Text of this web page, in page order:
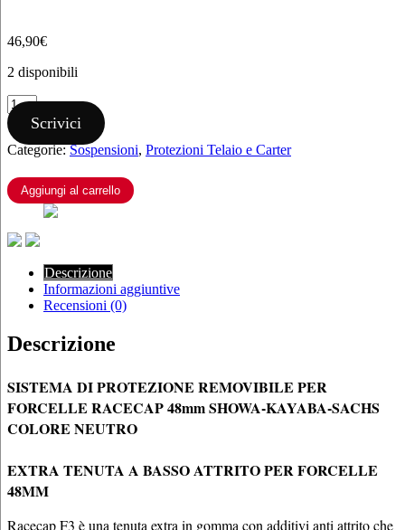
46,90€
2 disponibili
SISTEMA
DI
PROTEZIONE
REMOVIBILE
FORCELLE
RACECAP
SHOWA-
KAYABA-
SACHS
quantità
Scrivici
Categorie:Sospensioni, Protezioni Telaio e Carter
Aggiungi al carrello
Descrizione
Informazioni aggiuntive
Recensioni (0)
Descrizione
SISTEMA DI PROTEZIONE REMOVIBILE PER
FORCELLE RACECAP 48mm SHOWA-KAYABA-SACHS
COLORE NEUTRO
EXTRA TENUTA A BASSO ATTRITO PER FORCELLE
48MM
Racecap F3 è una tenuta extra in gomma con additivi anti attrito che